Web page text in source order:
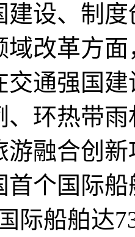
建设、制
域改革方
交通强国
、环热带
游融合创
首个国际
际船舶达